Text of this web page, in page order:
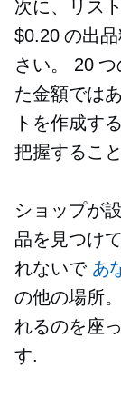
次に、リス
$0.20 の出
さい。 20
た金額では
トを作成す
把握するこ
ショップが
品を見つけ
れないで あ
の他の場所
れるのを座
す.